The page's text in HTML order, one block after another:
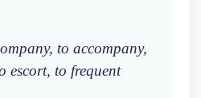
to accompany,
escort, to frequent